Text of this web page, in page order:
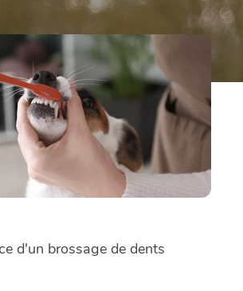
d'un brossage de dents